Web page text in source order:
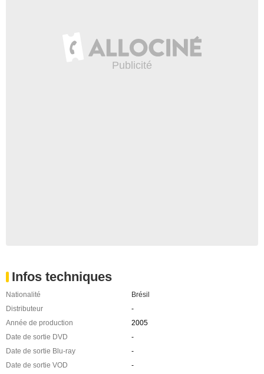
Infos techniques
Nationalité
Brésil
Distributeur
-
Année de production
2005
Date de sortie DVD
-
Date de sortie Blu-ray
-
Date de sortie VOD
-